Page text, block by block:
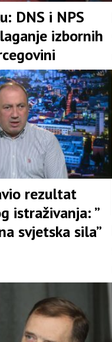
DNS i NPS
izbornih
rezultat
istraživanja: ”
svjetska sila”